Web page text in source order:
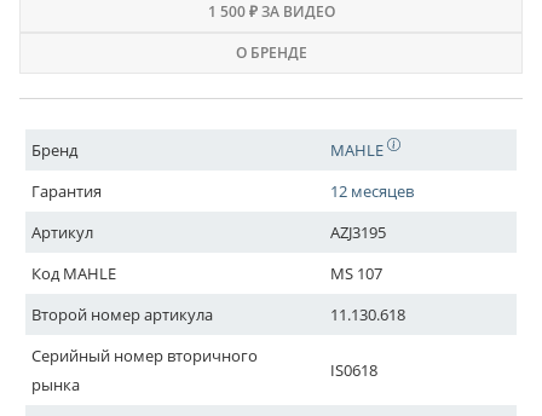
1 500 ₽ ЗА ВИДЕО
О БРЕНДЕ
Бренд
MAHLE
Гарантия
12 месяцев
Артикул
AZJ3195
Код MAHLE
MS 107
Второй номер артикула
11.130.618
Серийный номер вторичного
рынка
IS0618